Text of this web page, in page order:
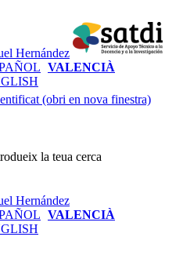
VALENCIÀ
(obri en nova finestra)
la teua cerca
VALENCIÀ